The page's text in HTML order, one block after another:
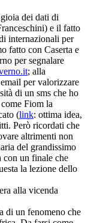
dei dati di
e il fatto
internazionali per
fatto con Caserta e
per segnalare
; alla
per valorizzare
di un sms che ho
Fiom la
(link: ottima idea,
Però ricordati che
altrimenti non
del grandissimo
un finale che
la lezione dello
alla vicenda
di un fenomeno che